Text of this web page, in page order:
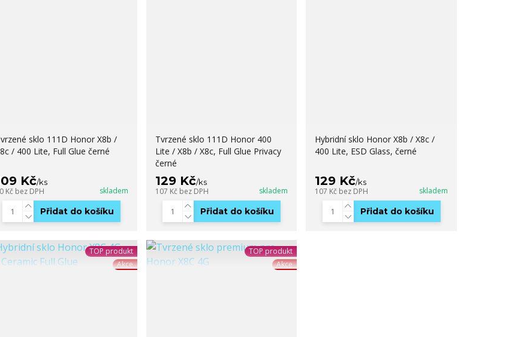
sklo 111D Honor X8b /
/ 400 Lite, Full Glue černé
Kč/ks
Kč bez DPH skladem
Přidat do košíku
Tvrzené sklo 111D Honor 400
Lite / X8b / X8c, Full Glue Privacy
černé
129 Kč/ks
107 Kč bez DPH skladem
Přidat do košíku
Hybridní sklo Honor X8b / X8c /
400 Lite, ESD Glass, černé
129 Kč/ks
107 Kč bez DPH skladem
Přidat do košíku
TOP produkt
Akce
TOP produkt
Akce